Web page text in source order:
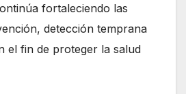
fortaleciendo las
detección temprana
el fin de proteger la salud